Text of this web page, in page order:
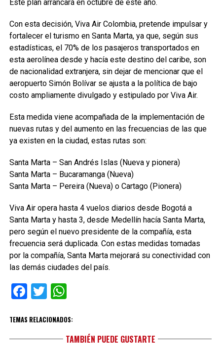
Este plan arrancará en octubre de este año.
Con esta decisión, Viva Air Colombia, pretende impulsar y
fortalecer el turismo en Santa Marta, ya que, según sus
estadísticas, el 70% de los pasajeros transportados en
esta aerolínea desde y hacía este destino del caribe, son
de nacionalidad extranjera, sin dejar de mencionar que el
aeropuerto Simón Bolívar se ajusta a la política de bajo
costo ampliamente divulgado y estipulado por Viva Air.
Esta medida viene acompañada de la implementación de
nuevas rutas y del aumento en las frecuencias de las que
ya existen en la ciudad, estas rutas son:
Santa Marta – San Andrés Islas (Nueva y pionera)
Santa Marta – Bucaramanga (Nueva)
Santa Marta – Pereira (Nueva) o Cartago (Pionera)
Viva Air opera hasta 4 vuelos diarios desde Bogotá a
Santa Marta y hasta 3, desde Medellín hacía Santa Marta,
pero según el nuevo presidente de la compañía, esta
frecuencia será duplicada. Con estas medidas tomadas
por la compañía, Santa Marta mejorará su conectividad con
las demás ciudades del país.
Facebook
TwitterWhatsApp
TEMAS RELACIONADOS:
TAMBIÉN PUEDE GUSTARTE